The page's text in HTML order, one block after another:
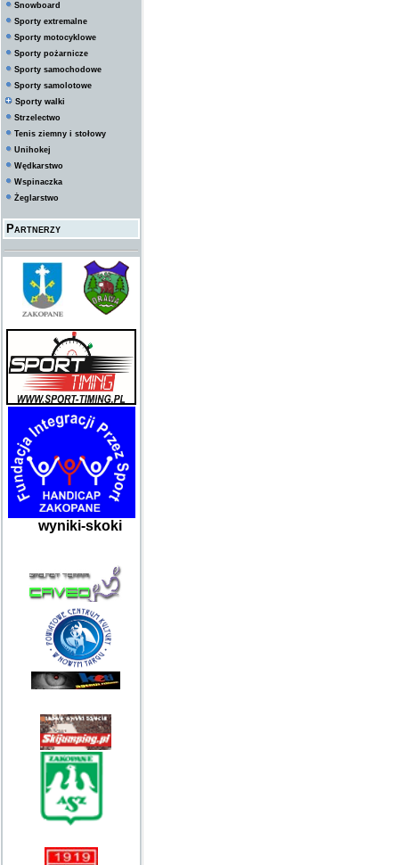
Snowboard
Sporty extremalne
Sporty motocyklowe
Sporty pożarnicze
Sporty samochodowe
Sporty samolotowe
Sporty walki
Strzelectwo
Tenis ziemny i stołowy
Unihokej
Wędkarstwo
Wspinaczka
Żeglarstwo
Partnerzy
wyniki-skoki